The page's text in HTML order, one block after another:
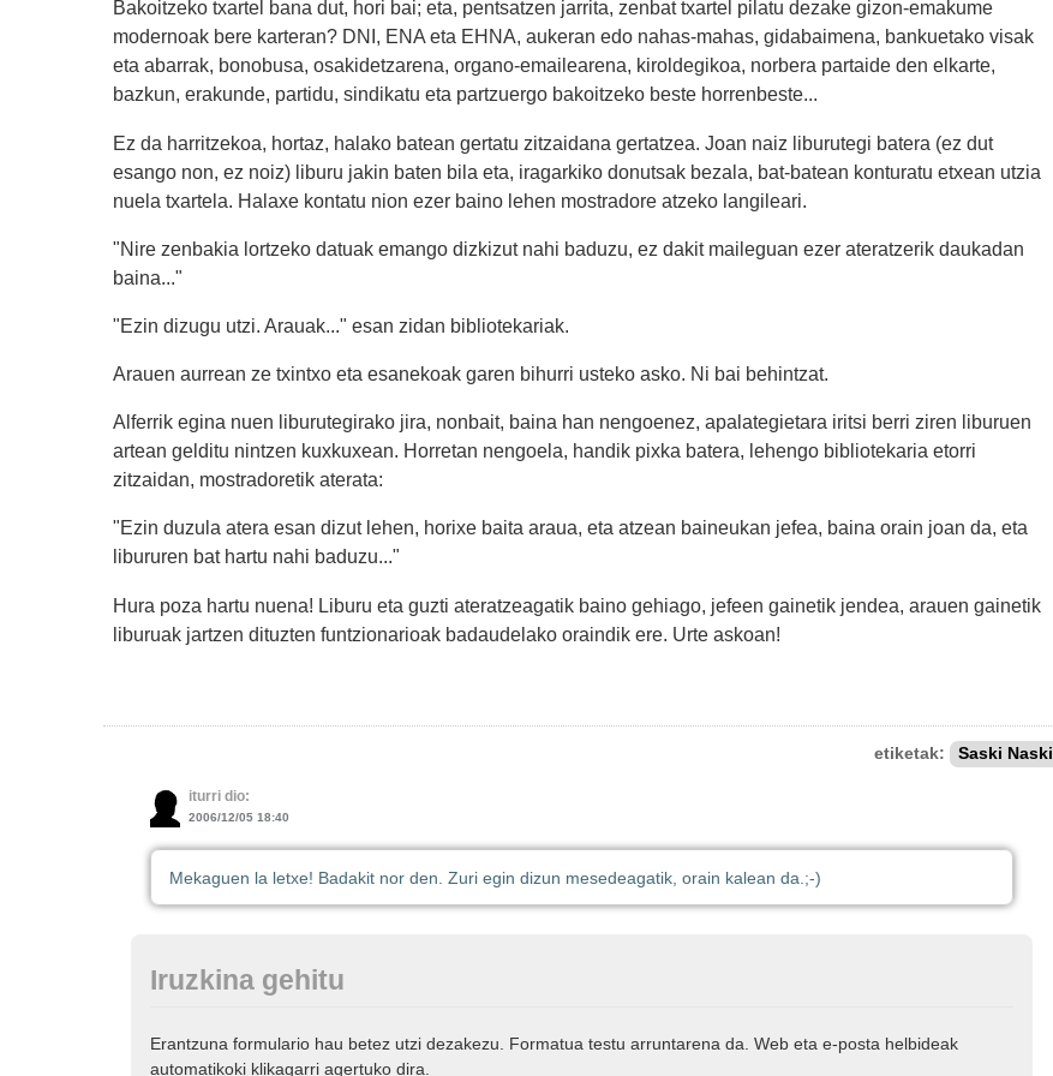
Bakoitzeko txartel bana dut, hori bai; eta, pentsatzen jarrita, zenbat txartel pilatu dezake gizon-emakume
modernoak bere karteran? DNI, ENA eta EHNA, aukeran edo nahas-mahas, gidabaimena, bankuetako visak
eta abarrak, bonobusa, osakidetzarena, organo-emailearena, kiroldegikoa, norbera partaide den elkarte,
bazkun, erakunde, partidu, sindikatu eta partzuergo bakoitzeko beste horrenbeste...
Ez da harritzekoa, hortaz, halako batean gertatu zitzaidana gertatzea. Joan naiz liburutegi batera (ez dut
esango non, ez noiz) liburu jakin baten bila eta, iragarkiko donutsak bezala, bat-batean konturatu etxean utzia
nuela txartela. Halaxe kontatu nion ezer baino lehen mostradore atzeko langileari.
"Nire zenbakia lortzeko datuak emango dizkizut nahi baduzu, ez dakit maileguan ezer ateratzerik daukadan
baina..."
"Ezin dizugu utzi. Arauak..." esan zidan bibliotekariak.
Arauen aurrean ze txintxo eta esanekoak garen bihurri usteko asko. Ni bai behintzat.
Alferrik egina nuen liburutegirako jira, nonbait, baina han nengoenez, apalategietara iritsi berri ziren liburuen
artean gelditu nintzen kuxkuxean. Horretan nengoela, handik pixka batera, lehengo bibliotekaria etorri
zitzaidan, mostradoretik aterata:
"Ezin duzula atera esan dizut lehen, horixe baita araua, eta atzean baineukan jefea, baina orain joan da, eta
libururen bat hartu nahi baduzu..."
Hura poza hartu nuena! Liburu eta guzti ateratzeagatik baino gehiago, jefeen gainetik jendea, arauen gainetik
liburuak jartzen dituzten funtzionarioak badaudelako oraindik ere. Urte askoan!
etiketak: Saski Naski
iturri dio:
2006/12/05 18:40
Mekaguen la letxe! Badakit nor den. Zuri egin dizun mesedeagatik, orain kalean da. ;-)
Iruzkina gehitu
Erantzuna formulario hau betez utzi dezakezu. Formatua testu arruntarena da. Web eta e-posta helbideak
automatikoki klikagarri agertuko dira.